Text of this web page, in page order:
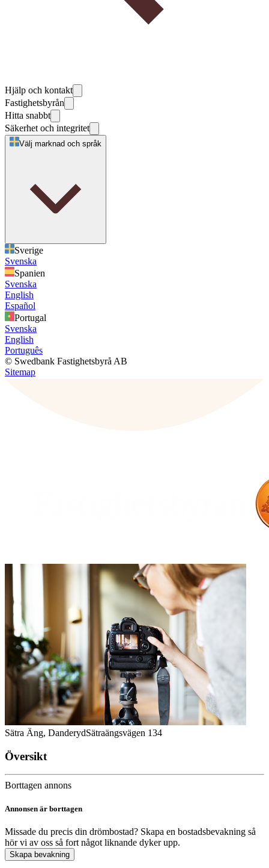
Hjälp och kontakt
Fastighetsbyrån
Hitta snabbt
Säkerhet och integritet
Välj marknad och språk
Sverige
Svenska
Spanien
Svenska
English
Español
Portugal
Svenska
English
Português
© Swedbank Fastighetsbyrå AB
Sitemap
Sätra Äng, DanderydSätraängsvägen 134
Översikt
Borttagen annons
Annonsen är borttagen
Missade du precis din drömbostad? Skapa en bostadsbevakning så
hör vi av oss så fort något liknande dyker upp.
Skapa bevakning